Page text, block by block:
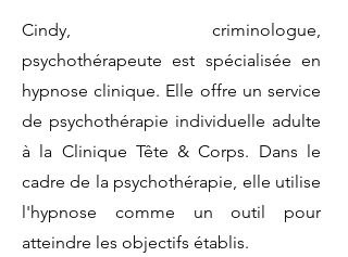
Cindy, criminologue,
psychothérapeute est spécialisée en
hypnose clinique. Elle offre un service
de psychothérapie individuelle adulte
à la Clinique Tête & Corps. Dans le
cadre de la psychothérapie, elle utilise
l'hypnose comme un outil pour
atteindre les objectifs établis.